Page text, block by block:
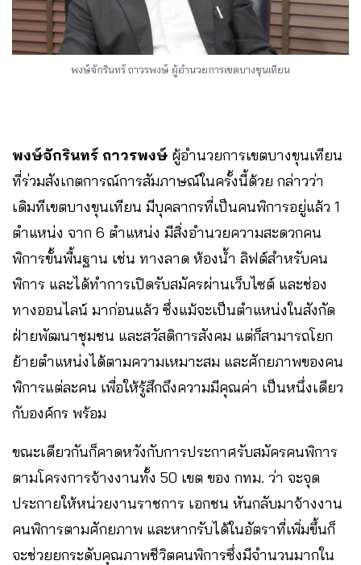
พงษ์จักรินทร์ ถาวรพงษ์ ผู้อำนวยการเขตบางขุนเทียน
พงษ์จักรินทร์ ถาวรพงษ์ ผู้อำนวยการเขตบางขุนเทียน
ที่ร่วมสังเกตการณ์การสัมภาษณ์ในครั้งนี้ด้วย กล่าวว่า
เดิมทีเขตบางขุนเทียน มีบุคลากรที่เป็นคนพิการอยู่แล้ว 1
ตำแหน่ง จาก 6 ตำแหน่ง มีสิ่งอำนวยความสะดวกคน
พิการขั้นพื้นฐาน เช่น ทางลาด ห้องน้ำ ลิฟต์สำหรับคน
พิการ และได้ทำการเปิดรับสมัครผ่านเว็บไซต์ และช่อง
ทางออนไลน์ มาก่อนแล้ว ซึ่งแม้จะเป็นตำแหน่งในสังกัด
ฝ่ายพัฒนาชุมชน และสวัสดิการสังคม แต่ก็สามารถโยก
ย้ายตำแหน่งได้ตามความเหมาะสม และศักยภาพของคน
พิการแต่ละคน เพื่อให้รู้สึกถึงความมีคุณค่า เป็นหนึ่งเดียว
กับองค์กร พร้อม
ขณะเดียวกันก็คาดหวังกับการประกาศรับสมัครคนพิการ
ตามโครงการจ้างงานทั้ง 50 เขต ของ กทม. ว่า จะจุด
ประกายให้หน่วยงานราชการ เอกชน หันกลับมาจ้างงาน
คนพิการตามศักยภาพ และหากรับได้ในอัตราที่เพิ่มขึ้นก็
จะช่วยยกระดับคุณภาพชีวิตคนพิการซึ่งมีจำนวนมากใน